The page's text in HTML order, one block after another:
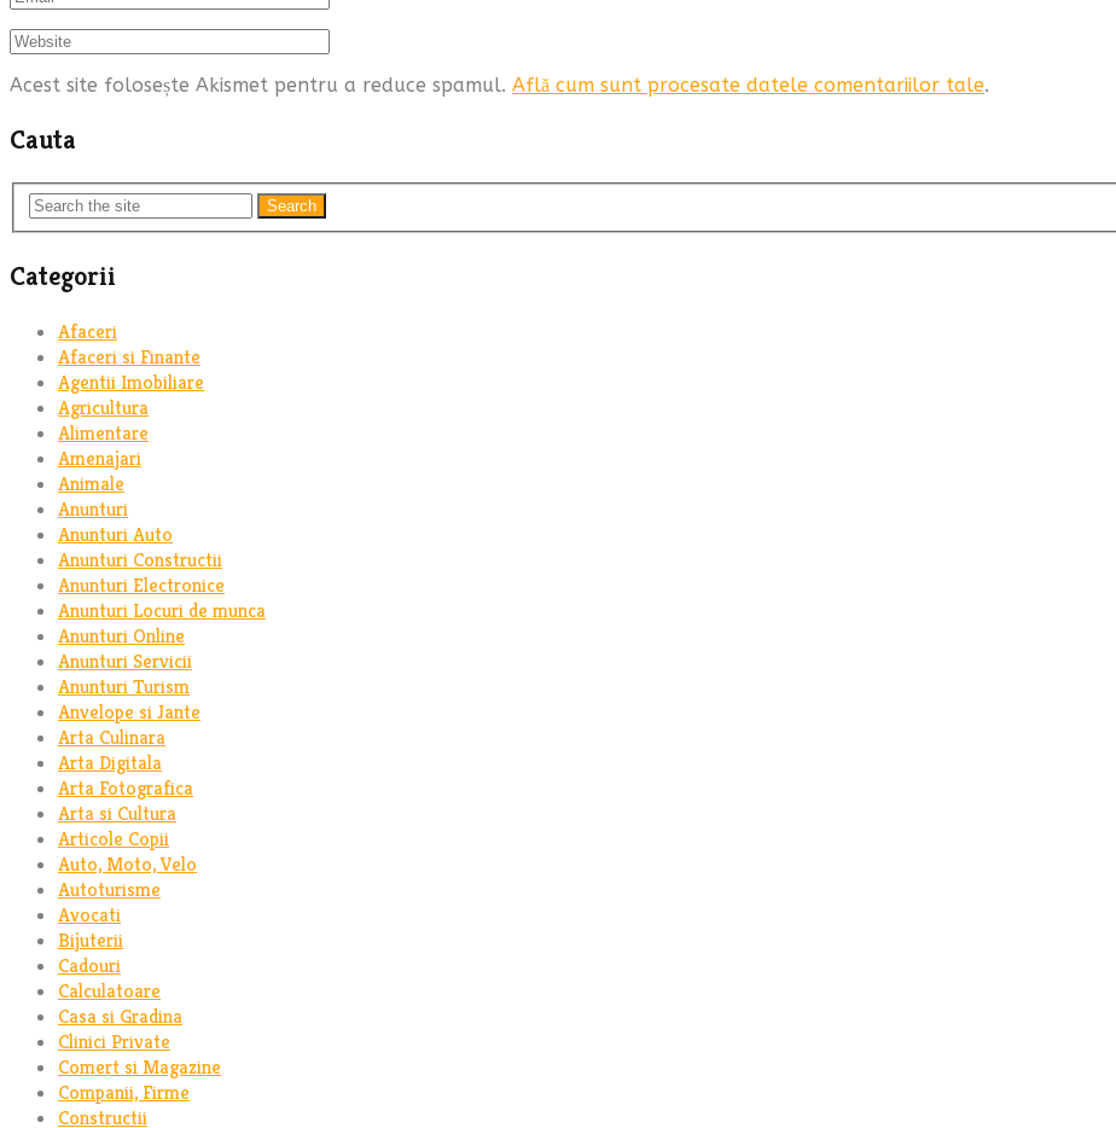
Acest site folosește Akismet pentru a reduce spamul. Află cum sunt procesate datele comentariilor tale.
Cauta
Search
Categorii
Afaceri
Afaceri si Finante
Agentii Imobiliare
Agricultura
Alimentare
Amenajari
Animale
Anunturi
Anunturi Auto
Anunturi Constructii
Anunturi Electronice
Anunturi Locuri de munca
Anunturi Online
Anunturi Servicii
Anunturi Turism
Anvelope si Jante
Arta Culinara
Arta Digitala
Arta Fotografica
Arta si Cultura
Articole Copii
Auto, Moto, Velo
Autoturisme
Avocati
Bijuterii
Cadouri
Calculatoare
Casa si Gradina
Clinici Private
Comert si Magazine
Companii, Firme
Constructii